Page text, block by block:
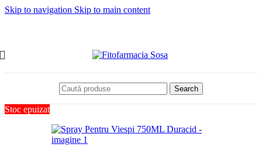
Skip to navigation Skip to main content
Search
Stoc epuizat